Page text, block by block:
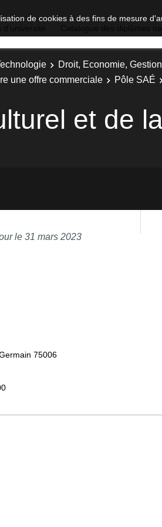
de cookies à des fins de mesure
Droit, Economie, Gestion
une offre commerciale Pôle SAÉ
et de
le 31 mars 2023
75006